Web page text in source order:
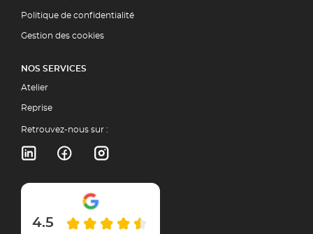
Politique de confidentialité
Gestion des cookies
NOS SERVICES
Atelier
Reprise
Retrouvez-nous sur :
4.5